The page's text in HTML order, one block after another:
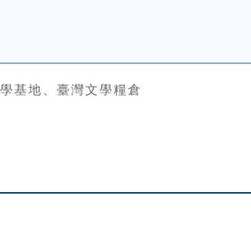
基地、臺灣文學糧倉